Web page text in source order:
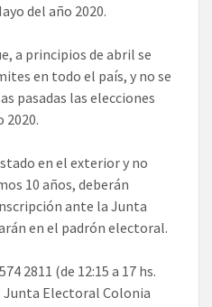
del año 2020.
a principios de abril se
en todo el país, y no se
pasadas las elecciones
en el exterior y no
10 años, deberán
ante la Junta
en el padrón electoral.
2811 (de 12:15 a 17 hs.
Junta Electoral Colonia